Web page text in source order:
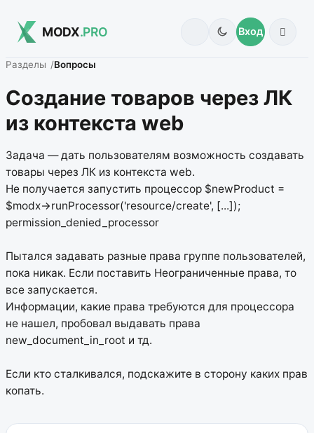
MODX.PRO Вход
Разделы Вопросы
Создание товаров через ЛК
из контекста web
Задача — дать пользователям возможность создавать
товары через ЛК из контекста web.
Не получается запустить процессор $newProduct =
$modx->runProcessor('resource/create', [...]);
permission_denied_processor
Пытался задавать разные права группе пользователей,
пока никак. Если поставить Неограниченные права, то
все запускается.
Информации, какие права требуются для процессора
не нашел, пробовал выдавать права
new_document_in_root и тд.
Если кто сталкивался, подскажите в сторону каких прав
копать.